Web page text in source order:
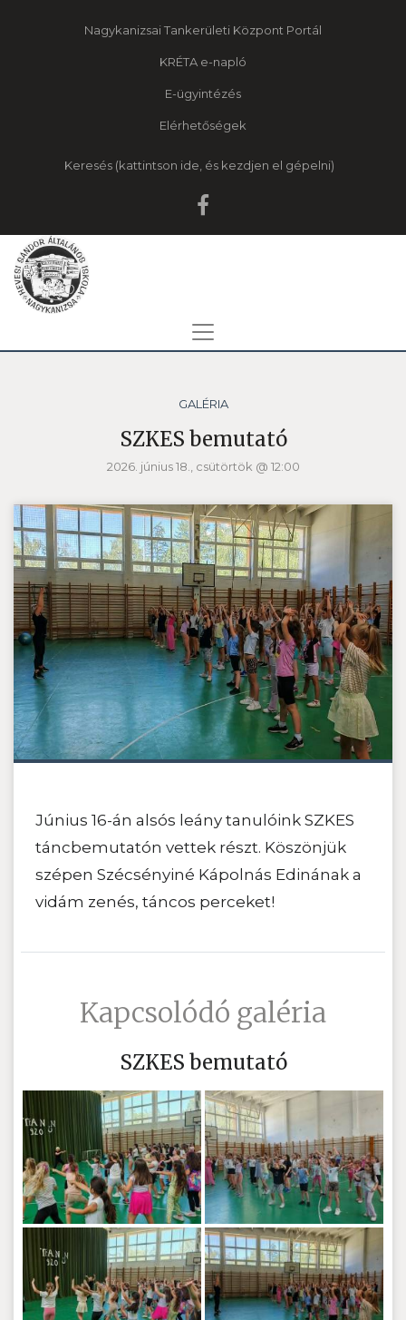
Nagykanizsai Tankerületi Központ Portál
KRÉTA e-napló
E-ügyintézés
Elérhetőségek
Keresés
GALÉRIA
SZKES bemutató
2026. június 18., csütörtök @ 12:00
Június 16-án alsós leány tanulóink SZKES
táncbemutatón vettek részt. Köszönjük
szépen Szécsényiné Kápolnás Edinának a
vidám zenés, táncos perceket!
Kapcsolódó galéria
SZKES bemutató